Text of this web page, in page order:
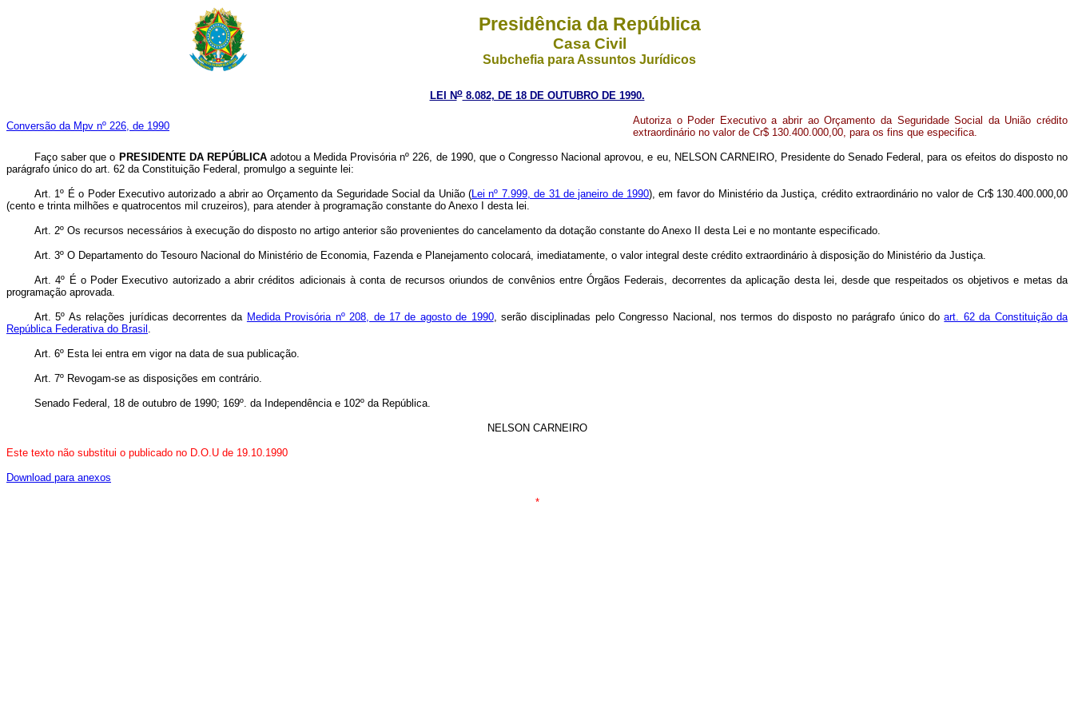
Presidência da República
Casa Civil
Subchefia para Assuntos Jurídicos
LEI No8.082, DE 18 DE OUTUBRO DE 1990.
Conversão da Mpv nº 226, de 1990
Autoriza o Poder Executivo a abrir ao Orçamento da Seguridade Social da União crédito
extraordinário no valor de Cr$ 130.400.000,00, para os fins que especifica.
Faço saber que o PRESIDENTE DA REPÚBLICA adotou a Medida Provisória nº 226, de 1990, que o Congresso Nacional aprovou, e eu, NELSON CARNEIRO, Presidente do Senado Federal, para os efeitos do disposto no
parágrafo único do art. 62 da Constituição Federal, promulgo a seguinte lei:
Art. 1º É o Poder Executivo autorizado a abrir ao Orçamento da Seguridade Social da União (Lei nº 7.999, de 31 de janeiro de 1990), em favor do Ministério da Justiça, crédito extraordinário no valor de Cr$ 130.400.000,00
(cento e trinta milhões e quatrocentos mil cruzeiros), para atender à programação constante do Anexo I desta lei.
Art. 2º Os recursos necessários à execução do disposto no artigo anterior são provenientes do cancelamento da dotação constante do Anexo II desta Lei e no montante especificado.
Art. 3º O Departamento do Tesouro Nacional do Ministério de Economia, Fazenda e Planejamento colocará, imediatamente, o valor integral deste crédito extraordinário à disposição do Ministério da Justiça.
Art. 4º É o Poder Executivo autorizado a abrir créditos adicionais à conta de recursos oriundos de convênios entre Órgãos Federais, decorrentes da aplicação desta lei, desde que respeitados os objetivos e metas da
programação aprovada.
Art. 5º As relações jurídicas decorrentes da Medida Provisória nº 208, de 17 de agosto de 1990, serão disciplinadas pelo Congresso Nacional, nos termos do disposto no parágrafo único doart. 62 da Constituição da
República Federativa do Brasil .
Art. 6º Esta lei entra em vigor na data de sua publicação.
Art. 7º Revogam-se as disposições em contrário.
Senado Federal, 18 de outubro de 1990; 169º. da Independência e 102º da República.
NELSON CARNEIRO
Este texto não substitui o publicado no D.O.U de 19.10.1990
Download para anexos
*